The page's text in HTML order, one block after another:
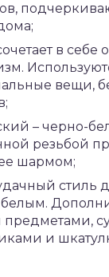
в себе
вещи,
– черно-
резьбой
шармом;
стиль
белым.
и